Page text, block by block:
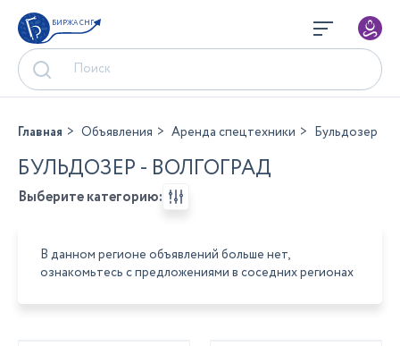
БИРЖА СНГ
Главная Объявления Аренда спецтехники Бульдозер
БУЛЬДОЗЕР - ВОЛГОГРАД
Выберите категорию:
В данном регионе объявлений больше нет,
ознакомьтесь с предложениями в соседних регионах